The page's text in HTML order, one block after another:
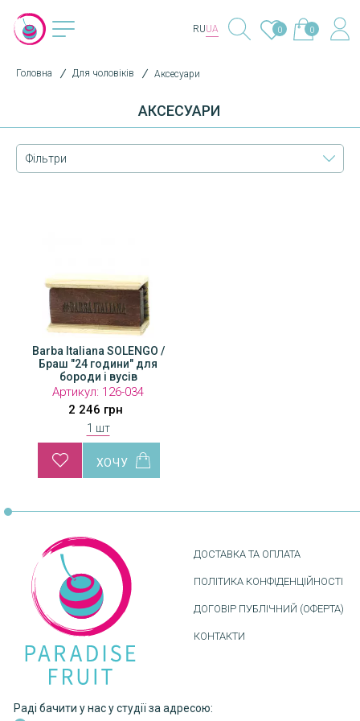
RUUA 0 0
Головна Для чоловіків Аксесуари
АКСЕСУАРИ
Фільтри
Barba Italiana SOLENGO /
Браш "24 години" для
бороди і вусів
Артикул: 126-034
2 246 грн
1 шт
ДОСТАВКА ТА ОПЛАТА
ПОЛІТИКА КОНФІДЕНЦІЙНОСТІ
ДОГОВІР ПУБЛІЧНИЙ (ОФЕРТА)
КОНТАКТИ
Раді бачити у нас у студії за адресою: